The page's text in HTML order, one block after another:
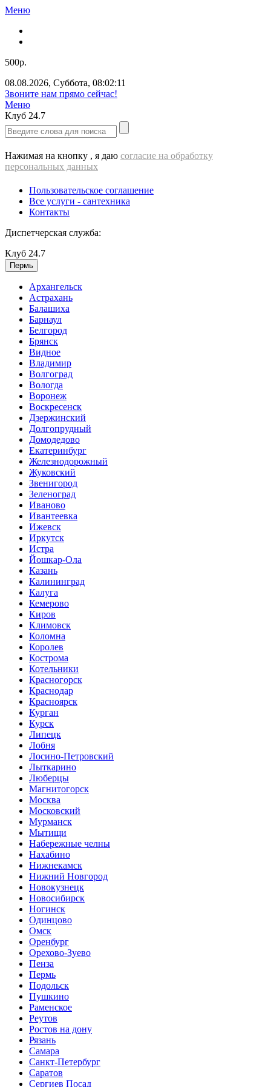
Меню
500р.
08.08.2026, Суббота, 08:02:12
Звоните нам прямо сейчас!
Меню
Клуб 24.7
Нажимая на кнопку , я даю согласие на обработку
персональных данных
Пользовательское соглашение
Все услуги - cантехника
Контакты
Диспетчерская служба:
Клуб 24.7
Пермь
Архангельск
Астрахань
Балашиха
Барнаул
Белгород
Брянск
Видное
Владимир
Волгоград
Вологда
Воронеж
Воскресенск
Дзержинский
Долгопрудный
Домодедово
Екатеринбург
Железнодорожный
Жуковский
Звенигород
Зеленоград
Иваново
Ивантеевка
Ижевск
Иркутск
Истра
Йошкар-Ола
Казань
Калининград
Калуга
Кемерово
Киров
Климовск
Коломна
Королев
Кострома
Котельники
Красногорск
Краснодар
Красноярск
Курган
Курск
Липецк
Лобня
Лосино-Петровский
Лыткарино
Люберцы
Магнитогорск
Москва
Московский
Мурманск
Мытищи
Набережные челны
Нахабино
Нижнекамск
Нижний Новгород
Новокузнецк
Новосибирск
Ногинск
Одинцово
Омск
Оренбург
Орехово-Зуево
Пенза
Пермь
Подольск
Пушкино
Раменское
Реутов
Ростов на дону
Рязань
Самара
Санкт-Петербург
Саратов
Сергиев Посад